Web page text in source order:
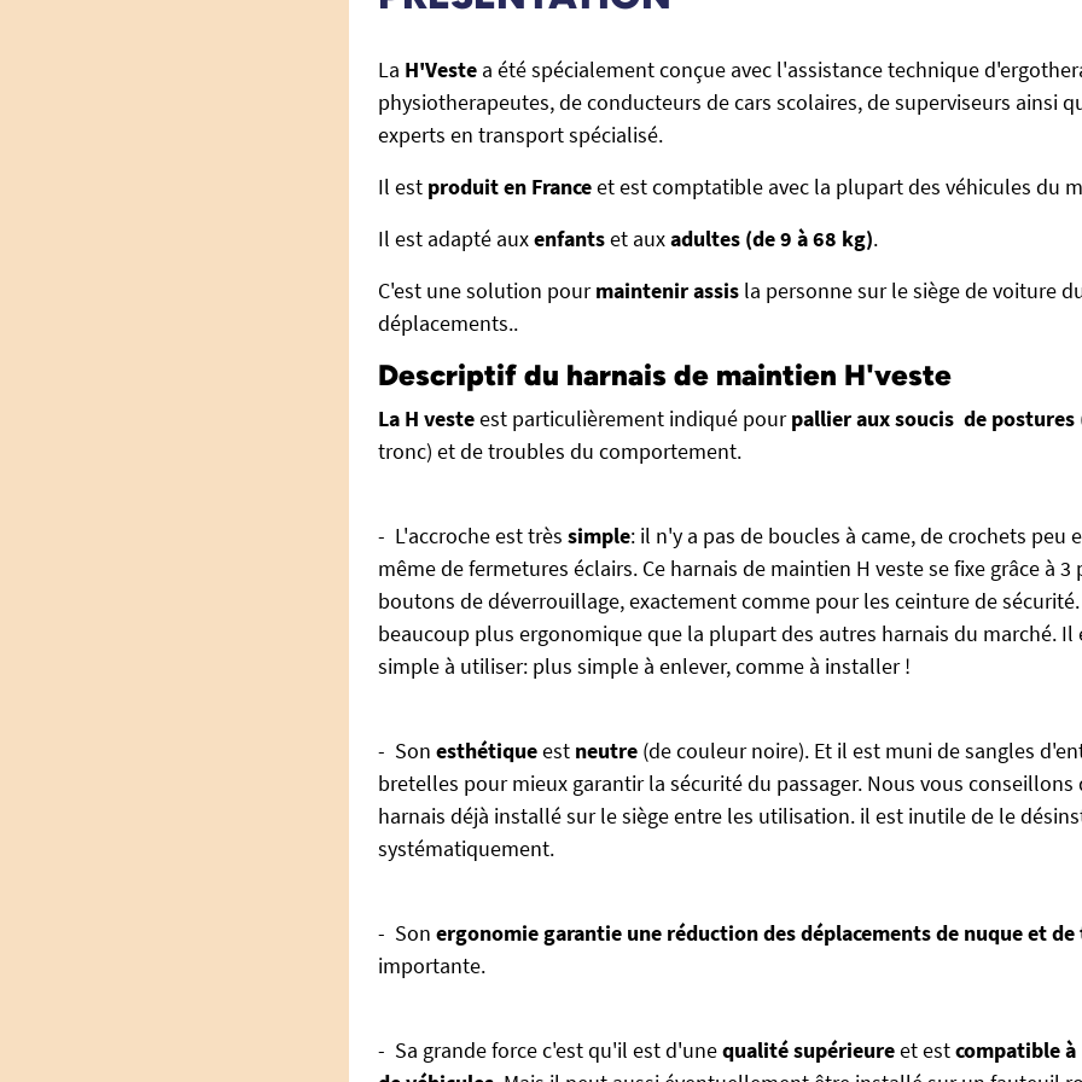
La H'Veste a été spécialement conçue avec l'assistance technique
physiotherapeutes, de conducteurs de cars scolaires, de superviseurs ainsi
experts en transport spécialisé.
Il est produit en Franceet est comptatible avec la plupart des véhicules du
Il est adapté auxenfantset auxadultes (de 9 à 68 kg).
C'est une solution pourmaintenir assis la personne sur le siège de voiture
déplacements..
Descriptif du harnais de maintien H'veste
La H vesteest particulièrement indiqué pourpallier aux soucis de postures
tronc) et de troubles du comportement.
- L'accroche est très simple: il n'y a pas de boucles à came, de crochets peu
même de fermetures éclairs. Ce harnais de maintien H veste se fixe grâce à 3
boutons de déverrouillage, exactement comme pour les ceinture de
beaucoup plus ergonomique que la plupart des autres harnais du marché. Il
simple à utiliser: plus simple à enlever, comme à installer !
- Son esthétiqueest neutre (de couleur noire). Et il est muni de sangles
bretelles pour mieux garantir la sécurité du passager. Nous vous conseillons
harnais déjà installé sur le siège entre les utilisation. il est inutile de le
systématiquement.
- Son ergonomie garantie une réduction des déplacements de nuque et
importante.
- Sa grande force c'est qu'il est d'unequalité supérieureet estcompatible